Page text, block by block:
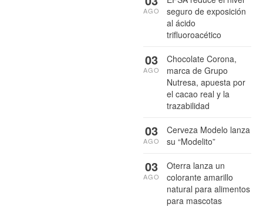
seguro de exposición
al ácido
trifluoroacético
AGO
Chocolate Corona,
marca de Grupo
Nutresa, apuesta por
el cacao real y la
trazabilidad
03
AGO
Cerveza Modelo lanza
su “Modelito”
03
AGO
Oterra lanza un
colorante amarillo
natural para alimentos
para mascotas
03
AGO